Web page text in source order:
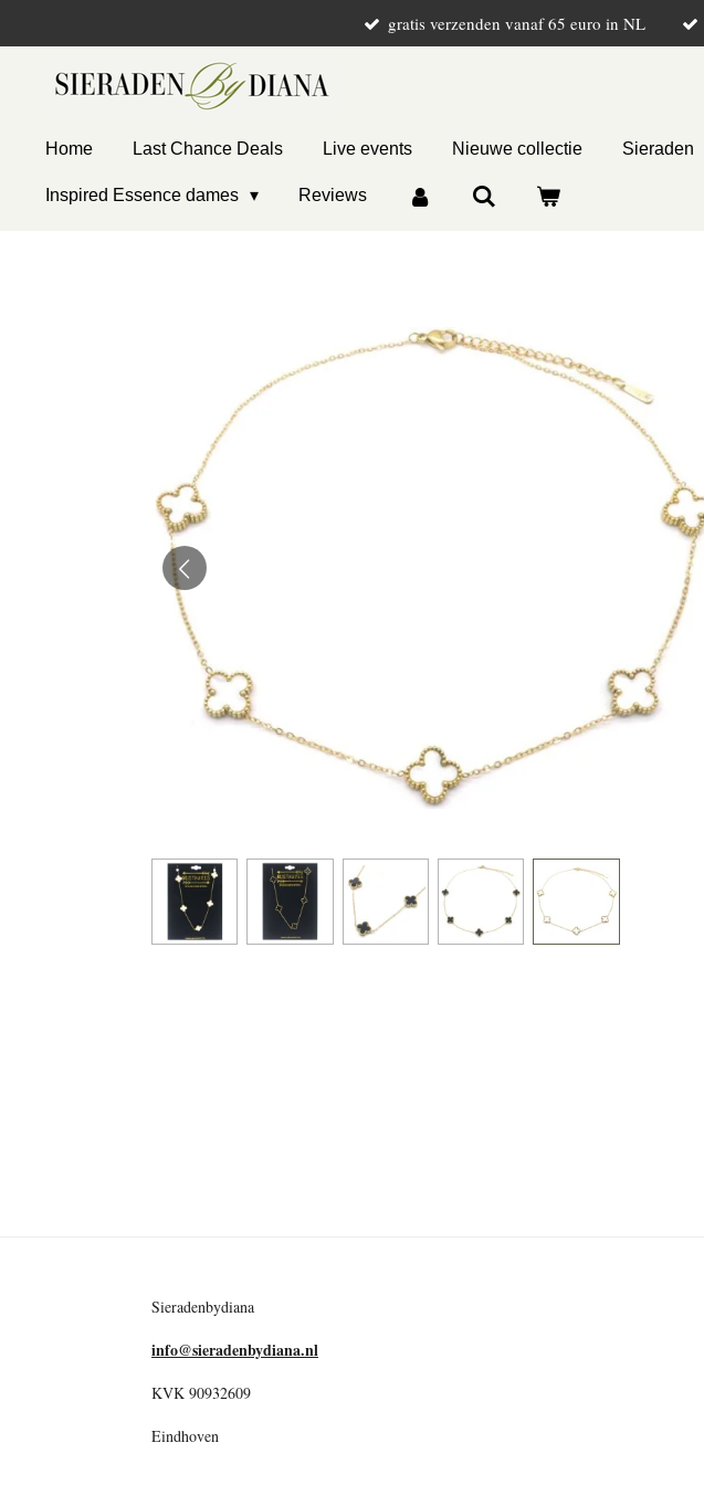
hoofdinhoud
gratis verzenden vanaf 65 euro in NL
Home Last Chance Deals Live events Nieuwe collectie Sieraden
Inspired Essence dames Reviews
Sieradenbydiana
info@sieradenbydiana.nl
KVK 90932609
Eindhoven